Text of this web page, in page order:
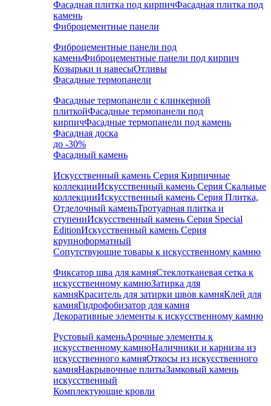
Фасадная плитка под кирпичФасадная плитка под
камень
Фиброцементные панели
Фиброцементные панели под
каменьФиброцементные панели под кирпич
Козырьки и навесыОтливы
Фасадные термопанели
Фасадные термопанели с клинкерной
плиткойФасадные термопанели под
кирпичФасадные термопанели под камень
Фасадная доска
до -30%
Фасадный камень
Искусственный камень Серия Кирпичные
коллекцииИскусственный камень Серия Скальные
коллекцииИскусственный камень Серия Плитка,
Отделочный каменьТротуарная плитка и
ступениИскусственный камень Серия Special
EditionИскусственный камень Серия
крупноформатный
Сопутствующие товары к искусственному камню
Фиксатор шва для камняСтеклотканевая сетка к
искусственному камнюЗатирка для
камняКраситель для затирки швов камняКлей для
камняГидрофобизатор для камня
Декоративные элементы к искусственному камню
Рустовый каменьАрочные элементы к
искусственному камнюНаличники и карнизы из
искусственного камняОткосы из искусственного
камняНакрывочные плитыЗамковый камень
искусственный
Комплектующие кровли